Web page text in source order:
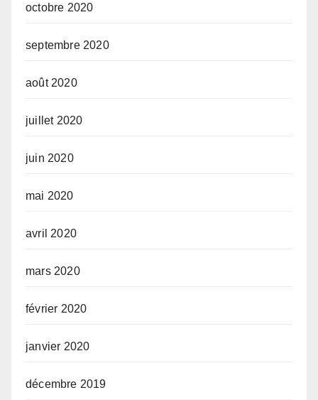
octobre 2020
septembre 2020
août 2020
juillet 2020
juin 2020
mai 2020
avril 2020
mars 2020
février 2020
janvier 2020
décembre 2019